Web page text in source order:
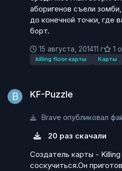
аборигенов съели
до конечной точки, где
борт.
15 августа, 201411 г 1
killing floor карты Карты
KF-Puzzle
Brave опубликовал
20 раз скачали
Создатель карты -
соскучиться.Он